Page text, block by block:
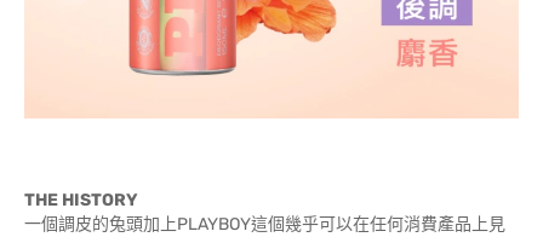
THE HISTORY
一個調皮的兔頭加上PLAYBOY這個幾乎可以在任何消費產品上見